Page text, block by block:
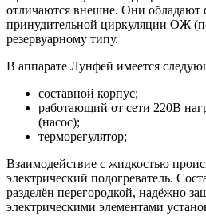
отличаются внешне. Они обладают
принудительной циркуляции ОЖ
резервуарному типу.
В аппарате Лунфей имеется
составной корпус;
работающий от сети 220В
(насос);
терморегулятор;
Взаимодействие с жидкостью
электрический подогреватель.
разделён перегородкой, надёжно
электрическими элементами